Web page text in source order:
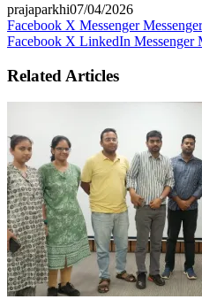
prajaparkhi07/04/2026
Facebook X Messenger Messenger
Facebook X LinkedIn Messenger
Related Articles